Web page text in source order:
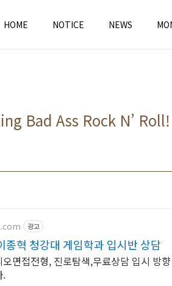
HOME NOTICE NEWS
Bad Ass Rock N’ Roll!
광고
종혁 청강대 게임학과 입시반 상담
면접전형, 진로탐색,무료상담 입시 방
.